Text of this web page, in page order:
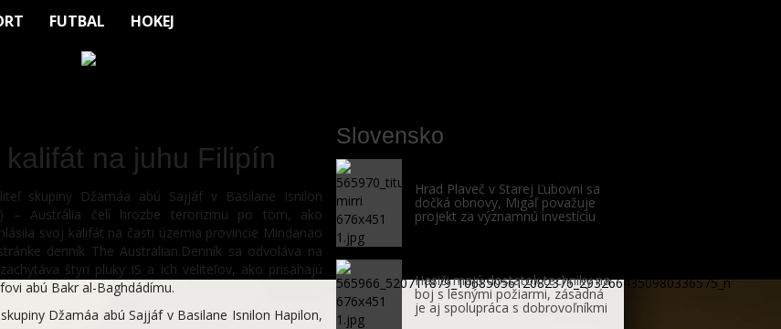
FUTBAL HOKEJ
na juhu Filipín
skupiny Džamáa abú Sajjáf v Basilane Isnilon
– Austrália čelí hrozbe terorizmu po tom, ako
svoj kalifát na časti územia provincie Mindanao
denník The Australian.Denník sa odvoláva na
štyri pluky IS a ich veliteľov, ako prisahajú
abú Bakr al-Baghdádímu.
Džamáa abú Sajjáf v Basilane Isnilon Hapilon,
Slovensko
Hrad Plaveč v Starej Ľubovni sa
dočká obnovy, Migaľ považuje
projekt za významnú investíciu
Hasiči majú dostatok techniky na
boj s lesnými požiarmi, zásadná
je aj spolupráca s dobrovoľníkmi